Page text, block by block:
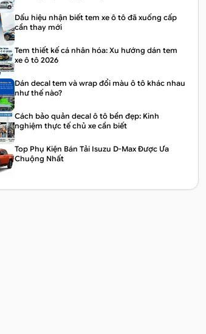
Dấu hiệu nhận biết tem xe ô tô đã xuống cấp
cần thay mới
Tem thiết kế cá nhân hóa: Xu hướng dán tem
xe ô tô 2026
Dán decal tem và wrap đổi màu ô tô khác nhau
như thế nào?
Cách bảo quản decal ô tô bền đẹp: Kinh
nghiệm thực tế chủ xe cần biết
Top Phụ Kiện Bán Tải Isuzu D-Max Được Ưa
Chuộng Nhất